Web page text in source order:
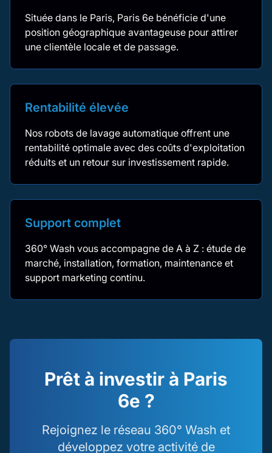
Située dans le Paris, Paris 6e bénéficie d'une
position géographique avantageuse pour attirer
une clientèle locale et de passage.
Rentabilité élevée
Nos robots de lavage automatique offrent une
rentabilité optimale avec des coûts d'exploitation
réduits et un retour sur investissement rapide.
Support complet
360° Wash vous accompagne de A à Z : étude de
marché, installation, formation, maintenance et
support marketing continu.
Prêt à investir à Paris
6e ?
Rejoignez le réseau 360° Wash et
développez votre activité de